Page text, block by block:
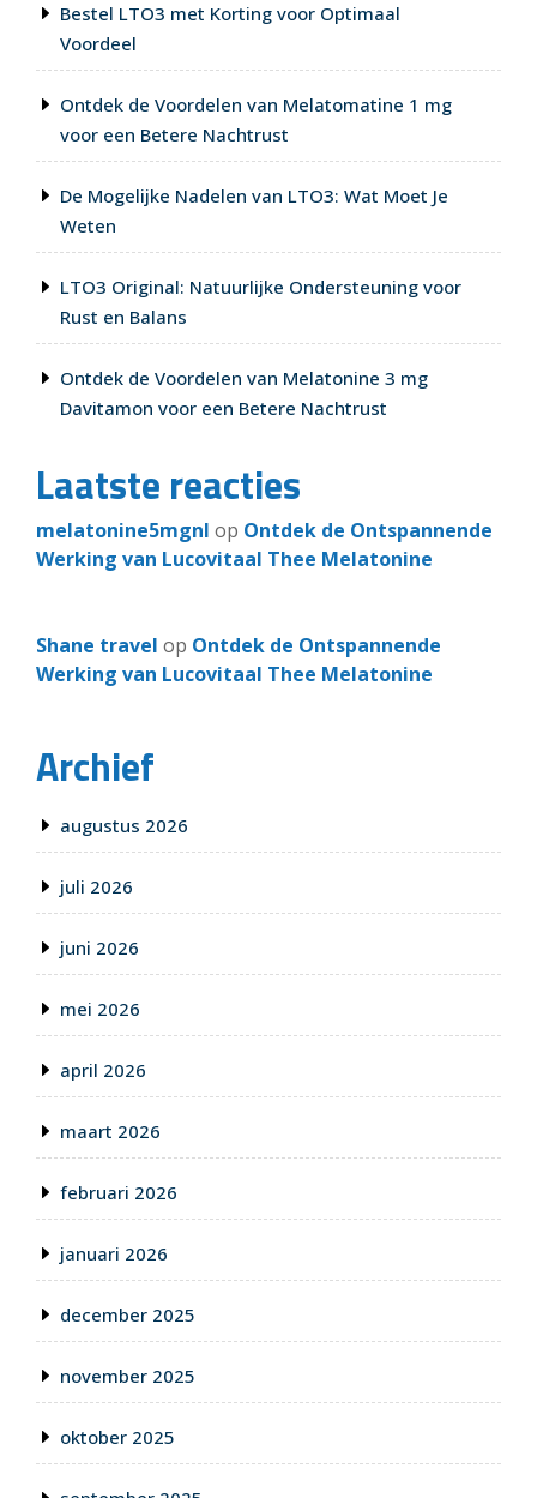
Bestel LTO3 met Korting voor Optimaal
Voordeel
Ontdek de Voordelen van Melatomatine 1 mg
voor een Betere Nachtrust
De Mogelijke Nadelen van LTO3: Wat Moet Je
Weten
LTO3 Original: Natuurlijke Ondersteuning voor
Rust en Balans
Ontdek de Voordelen van Melatonine 3 mg
Davitamon voor een Betere Nachtrust
Laatste reacties
melatonine5mgnl op Ontdek de Ontspannende
Werking van Lucovitaal Thee Melatonine
Shane travel op Ontdek de Ontspannende
Werking van Lucovitaal Thee Melatonine
Archief
augustus 2026
juli 2026
juni 2026
mei 2026
april 2026
maart 2026
februari 2026
januari 2026
december 2025
november 2025
oktober 2025